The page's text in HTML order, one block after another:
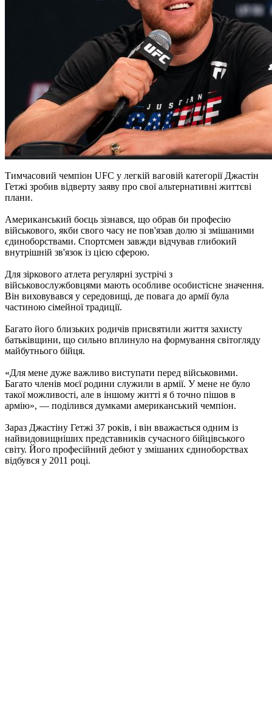
Тимчасовий чемпіон UFC у легкій ваговій категорії Джастін
Гетжі зробив відверту заяву про свої альтернативні життєві
плани.
Американський боєць зізнався, що обрав би професію
військового, якби свого часу не пов'язав долю зі змішаними
єдиноборствами. Спортсмен завжди відчував глибокий
внутрішній зв'язок із цією сферою.
Для зіркового атлета регулярні зустрічі з
військовослужбовцями мають особливе особистісне значення.
Він виховувався у середовищі, де повага до армії була
частиною сімейної традиції.
Багато його близьких родичів присвятили життя захисту
батьківщини, що сильно вплинуло на формування світогляду
майбутнього бійця.
«Для мене дуже важливо виступати перед військовими.
Багато членів моєї родини служили в армії. У мене не було
такої можливості, але в іншому житті я б точно пішов в
армію», — поділився думками американський чемпіон.
Зараз Джастіну Гетжі 37 років, і він вважається одним із
найвидовищніших представників сучасного бійцівського
світу. Його професійний дебют у змішаних єдиноборствах
відбувся у 2011 році.